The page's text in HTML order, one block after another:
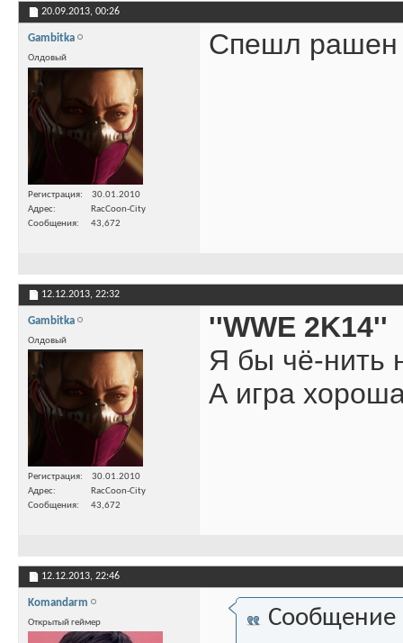
20.09.2013, 00:26
Gambitka
Олдовый
Регистрация
30.01.2010
Адрес
RacCoon-City
Сообщения
43,672
Спешл рашен
12.12.2013, 22:32
Gambitka
Олдовый
Регистрация
30.01.2010
Адрес
RacCoon-City
Сообщения
43,672
''WWE 2K14''
Я бы чё-нить
А игра
12.12.2013, 22:46
Komandarm
Открытый геймер Сообщение